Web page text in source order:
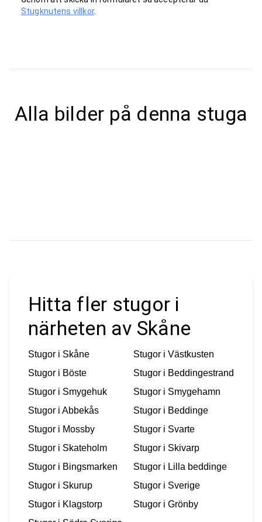
Stugknutens villkor.
Alla bilder på denna stuga
Hitta fler stugor i
närheten av Skåne
Stugor i Skåne Stugor i Västkusten
Stugor i Böste Stugor i Beddingestrand
Stugor i Smygehuk Stugor i Smygehamn
Stugor i Abbekås Stugor i Beddinge
Stugor i Mossby Stugor i Svarte
Stugor i Skateholm Stugor i Skivarp
Stugor i Bingsmarken Stugor i Lilla beddinge
Stugor i Skurup Stugor i Sverige
Stugor i Klagstorp Stugor i Grönby